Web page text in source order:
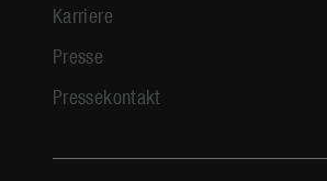
Karriere
Presse
Pressekontakt